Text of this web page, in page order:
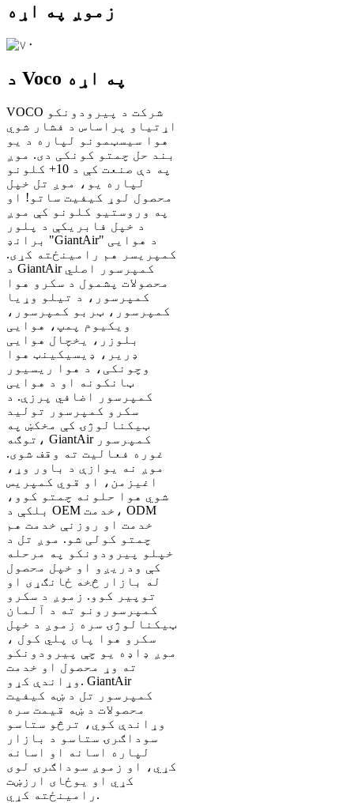
زموږ په اړه
د Voco په اړه
VOCO شرکت د پیرودونکو
اړتیاو پراساس د فشار شوي
هوا سیسټمونو لپاره د یو
بند حل چمتو کونکی دی. موږ
په دې صنعت کې د 10+ کلونو
لپاره یو، موږ تل خپل
محصول لوړ کیفیت ساتو! او
په وروستیو کلونو کې موږ
د خپل فابریکې د پلور
برانډ "GiantAir" د هوایی
کمپریسر هم رامینځته کړی.
د GiantAir کمپرسور اصلي
محصولات پشمول د سکرو هوا
کمپرسور، د تیلو وړیا
کمپرسور، ټربو کمپرسور،
ویکیوم پمپ، هوایی
بلوزر، یخچال هوایی
ډریر، ډیسیکینټ هوا
وچونکی، د هوا ریسیور
ټانکونه او د هوایی
کمپرسور اضافي پرزې. د
سکرو کمپرسور تولید
ټیکنالوژۍ کې مخکښ په
توګه، GiantAir کمپرسور
غوره فعالیت ته وقف شوی.
موږ نه یوازې د باور وړ،
اغیزمن، او قوي کمپریس
شوي هوا حلونه چمتو کوو،
بلکې د OEM خدمت، ODM
خدمت او روزنې خدمت هم
چمتو کولی شو. موږ تل د
خپلو پیرودونکو په مرحله
کې ودریږو او خپل محصول
له بازار څخه ځانګړی او
توپیر کوو. زموږ د سکرو
کمپرسورونو ته د آلمان
ټیکنالوژۍ سره زموږ د خپل
سکرو هوا پای پلي کول ،
موږ ډاډه یو چې پیرودونکو
ته وړ محصول او خدمت
وړاندې کړو. GiantAir
کمپرسور تل د ښه کیفیت
محصولات د ښه قیمت سره
وړاندې کوي، ترڅو ستاسو
سوداګرۍ ستاسو د بازار
لپاره اسانه او اسانه
کړي، او زموږ سوداګرۍ لوی
کړي او یوځای ارزښت
رامینځته کړي.